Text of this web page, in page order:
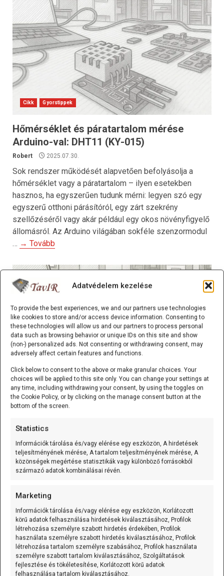
Adatvédelem kezelése
To provide the best experiences, we and our partners use technologies
like cookies to store and/or access device information. Consenting to
these technologies will allow us and our partners to process personal
data such as browsing behavior or unique IDs on this site and show
(non-) personalized ads. Not consenting or withdrawing consent, may
adversely affect certain features and functions.
Click below to consent to the above or make granular choices. Your
choices will be applied to this site only. You can change your settings at
any time, including withdrawing your consent, by using the toggles on
the Cookie Policy, or by clicking on the manage consent button at the
bottom of the screen.
Statistics
Információk tárolása és/vagy elérése egy eszközön, A hirdetések
teljesítményének mérése, A tartalom teljesítményének mérése, A
közönségek megértése statisztikák vagy különböző forrásokból
származó adatok kombinálásai révén.
Marketing
Információk tárolása és/vagy elérése egy eszközön, Korlátozott
körű adatok felhasználása hirdetések kiválasztásához, Profilok
létrehozása személyre szabott hirdetés érdekében, Profilok
használata személyre szabott hirdetés kiválasztásához, Profilok
létrehozása tartalom személyre szabásához, Profilok használata
személyre szabott tartalom kiválasztásához, Szolgáltatások
fejlesztése és tökéletesítése, Korlátozott körű adatok
felhasználása tartalom kiválasztásához.
Cikk Gyorstippek
Hőmérséklet és páratartalom mérése
Arduino-val: DHT11 (KY-015)
Robert 2025.07.30.
Sok rendszer működését alapvetően befolyásolja a
hőmérséklet vagy a páratartalom – ilyen esetekben
hasznos, ha egyszerűen tudunk mérni: legyen szó egy
egyszerű otthoni párásítóról, egy zárt szekrény
szellőzéséről vagy akár például egy okos növényfigyelő
állomásról. Az Arduino világában sokféle szenzormodul
… → Tovább
Cikk Gyorstippek
Arduino KY-005 IR LED adó modul bekötése
(RC5/RC6 küldés)
felépítésű: egy infravörös LED és három kivezetés
alkotja: a+5 Vláb (jelölve: +), a középső láb aGND, míg
az „S” jelölésű szignál bemenet valójában közvetlenül